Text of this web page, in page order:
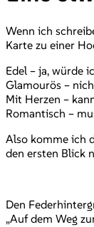
Wenn ich
Karte zu einer
Edel – ja, würde
Glamourös –
Mit Herzen –
Romantisch –
Also komme ich
den ersten Blick
Den
„Auf dem Weg